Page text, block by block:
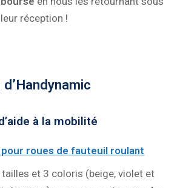
réception !
à la mobilité
roues de fauteuil roulant
tailles et 3 coloris (beige, violet et